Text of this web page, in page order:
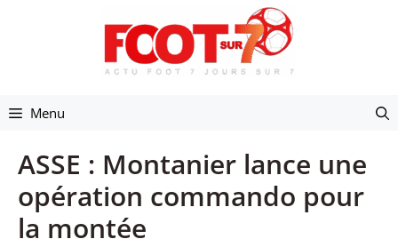
Menu
ASSE : Montanier lance une
opération commando pour
la montée